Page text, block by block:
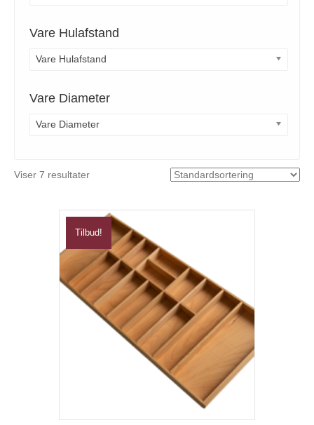
Vare Hulafstand
Vare Hulafstand
Vare Diameter
Vare Diameter
Viser 7 resultater
Tilbud!